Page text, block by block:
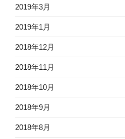
2019年3月
2019年1月
2018年12月
2018年11月
2018年10月
2018年9月
2018年8月